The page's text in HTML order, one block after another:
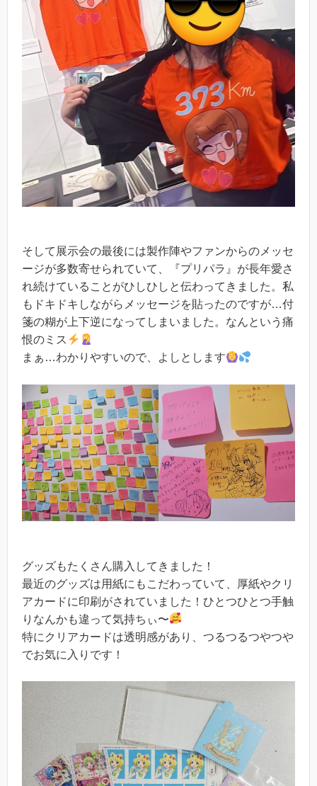
そして展示会の最後には製作陣やファンからのメッセ
ージが多数寄せられていて、『プリパラ』が長年愛さ
れ続けていることがひしひしと伝わってきました。私
もドキドキしながらメッセージを貼ったのですが…付
箋の糊が上下逆になってしまいました。なんという痛
恨のミス
まぁ…わかりやすいので、よしとします
グッズもたくさん購入してきました！
最近のグッズは用紙にもこだわっていて、厚紙やクリ
アカードに印刷がされていました！ひとつひとつ手触
りなんかも違って気持ちぃ〜
特にクリアカードは透明感があり、つるつるつやつや
でお気に入りです！